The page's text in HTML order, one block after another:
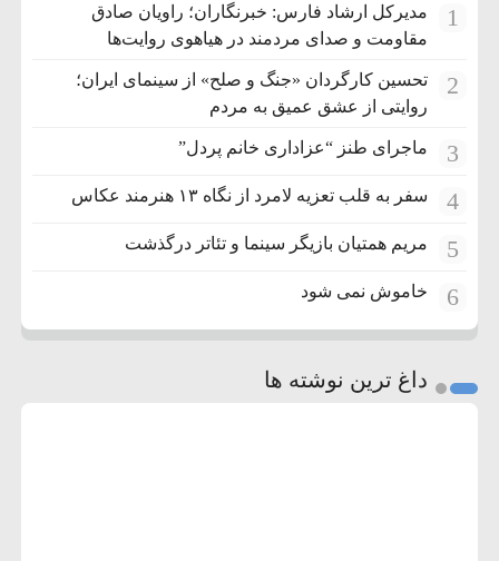
1
مدیرکل ارشاد فارس: خبرنگاران؛ راویان صادق
مقاومت و صدای مردمند در هیاهوی روایت‌ها
2
تحسین کارگردان «جنگ و صلح» از سینمای ایران؛
روایتی از عشق عمیق به مردم
3 ماجرای طنز “عزاداری خانم پردل”
4 سفر به قلب تعزیه لامرد از نگاه ۱۳ هنرمند عکاس
5 مریم همتیان بازیگر سینما و تئاتر درگذشت
6 خاموش نمی شود
داغ ترین نوشته ها